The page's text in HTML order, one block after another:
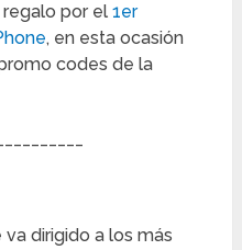
regalo por el1er
, en esta ocasión
codes de la
dirigido a los más